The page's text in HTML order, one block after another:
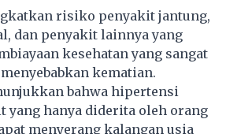
risiko penyakit jantung,
dan penyakit lainnya yang
kesehatan yang sangat
kematian.
bahwa hipertensi
yang hanya diderita oleh orang
menyerang kalangan usia